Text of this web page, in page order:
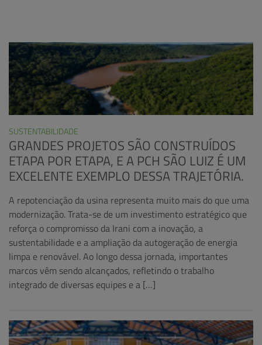
SUSTENTABILIDADE
GRANDES PROJETOS SÃO CONSTRUÍDOS
ETAPA POR ETAPA, E A PCH SÃO LUIZ É UM
EXCELENTE EXEMPLO DESSA TRAJETÓRIA.
A repotenciação da usina representa muito mais do que uma
modernização. Trata-se de um investimento estratégico que
reforça o compromisso da Irani com a inovação, a
sustentabilidade e a ampliação da autogeração de energia
limpa e renovável. Ao longo dessa jornada, importantes
marcos vêm sendo alcançados, refletindo o trabalho
integrado de diversas equipes e a […]